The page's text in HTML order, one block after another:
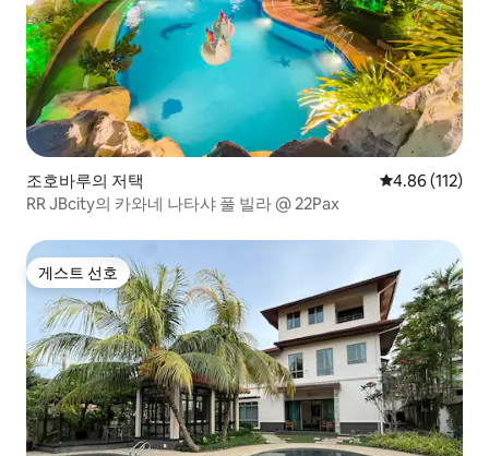
조호바루의 저택 평점 4.86점(5
4.86 (112)
RR JBcity의 카와네 나타샤 풀 빌라 @ 22Pax
게스트 선호
게스트 선호